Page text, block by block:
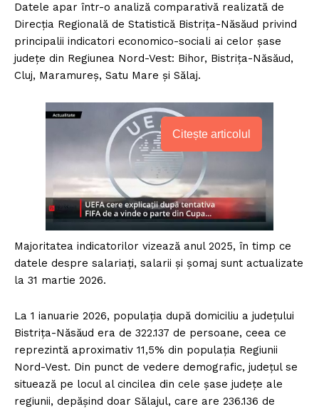
Datele apar într-o analiză comparativă realizată de
Direcția Regională de Statistică Bistrița-Năsăud privind
principalii indicatori economico-sociali ai celor șase
județe din Regiunea Nord-Vest: Bihor, Bistrița-Năsăud,
Cluj, Maramureș, Satu Mare și Sălaj.
Citește articolul
Majoritatea indicatorilor vizează anul 2025, în timp ce
datele despre salariați, salarii și șomaj sunt actualizate
la 31 martie 2026.
La 1 ianuarie 2026, populația după domiciliu a județului
Bistrița-Năsăud era de 322.137 de persoane, ceea ce
reprezintă aproximativ 11,5% din populația Regiunii
Nord-Vest. Din punct de vedere demografic, județul se
situează pe locul al cincilea din cele șase județe ale
regiunii, depășind doar Sălajul, care are 236.136 de